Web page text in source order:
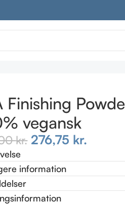
Finishing
vegansk
kr. 276,75 kr.
information